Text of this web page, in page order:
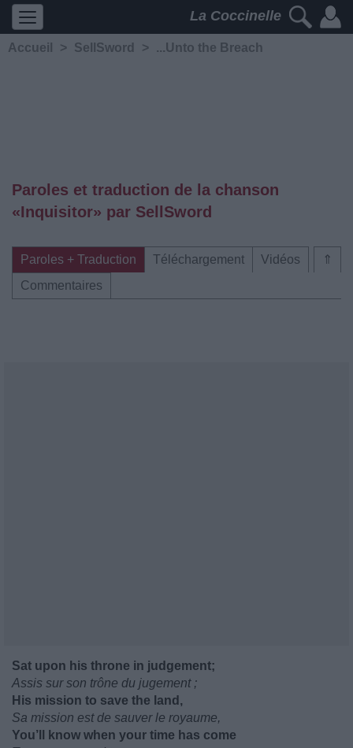
La Coccinelle
Accueil > SellSword > ...Unto the Breach
Paroles et traduction de la chanson
«Inquisitor» par SellSword
⇑
Paroles + Traduction Téléchargement
Vidéos
Commentaires
Sat upon his throne in judgement;
Assis sur son trône du jugement ;
His mission to save the land,
Sa mission est de sauver le royaume,
You’ll know when your time has come